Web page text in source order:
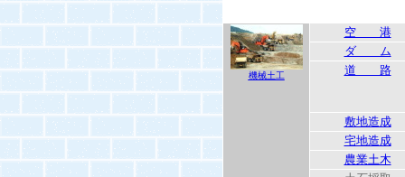
機械土工
空 港
ダ ム
道 路
敷地造成
宅地造成
農業土木